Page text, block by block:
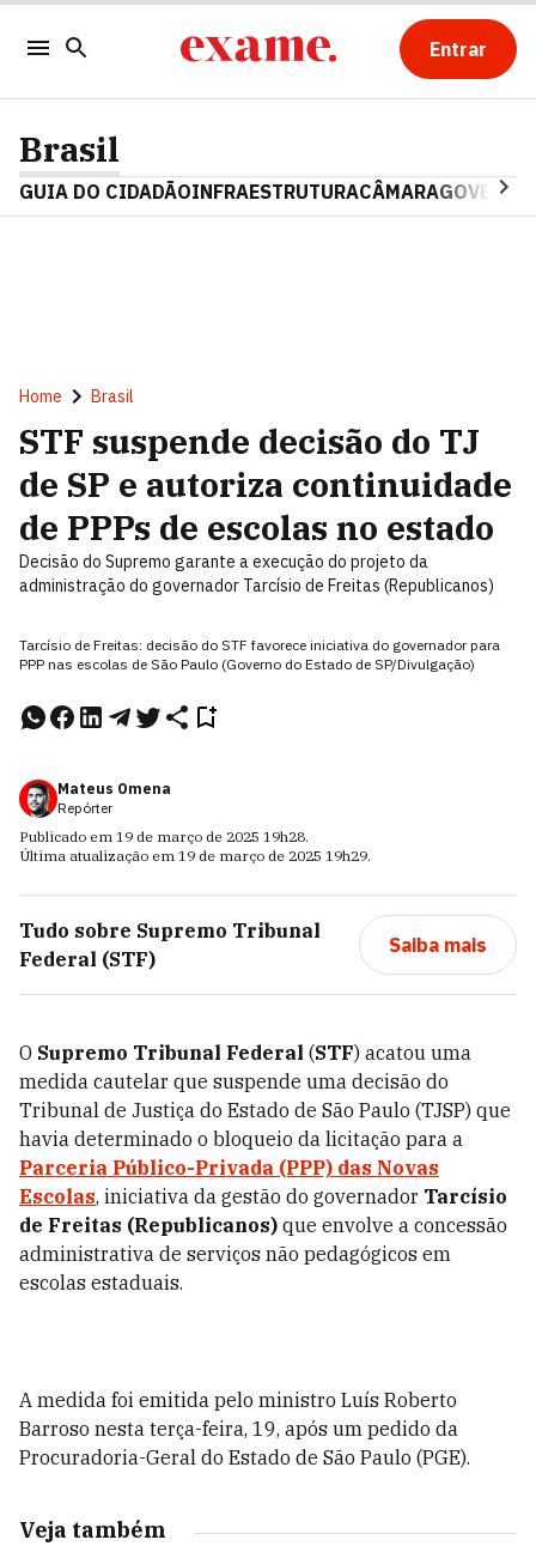
Entrar
Brasil
GUIA DO CIDADÃOINFRAESTRUTURACÂMARAGOVERNO
Home Brasil
STF suspende decisão do TJ
de SP e autoriza continuidade
de PPPs de escolas no estado
Decisão do Supremo garante a execução do projeto da
administração do governador Tarcísio de Freitas (Republicanos)
Tarcísio de Freitas: decisão do STF favorece iniciativa do governador para
PPP nas escolas de São Paulo (Governo do Estado de SP/Divulgação)
Mateus Omena
Repórter
Publicado em 19 de março de 2025 19h28.
Última atualização em 19 de março de 2025 19h29.
Tudo sobre Supremo Tribunal
Federal (STF)
Saiba mais
O Supremo Tribunal Federal (STF) acatou uma
medida cautelar que suspende uma decisão do
Tribunal de Justiça do Estado de São Paulo (TJSP) que
havia determinado o bloqueio da licitação para a
Parceria Público-Privada (PPP) das Novas
Escolas, iniciativa da gestão do governador Tarcísio
de Freitas (Republicanos) que envolve a concessão
administrativa de serviços não pedagógicos em
escolas estaduais.
A medida foi emitida pelo ministro Luís Roberto
Barroso nesta terça-feira, 19, após um pedido da
Procuradoria-Geral do Estado de São Paulo (PGE).
Veja também